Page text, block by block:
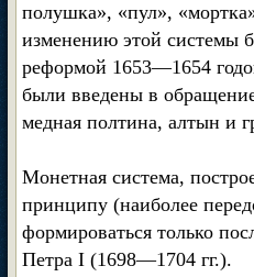
полушка», «пул»,
изменению этой системы
реформой 1653—1654
были введены в
медная полтина, алтын и
Монетная система,
принципу (наиболее
формироваться только
Петра I (1698—1704 гг.).